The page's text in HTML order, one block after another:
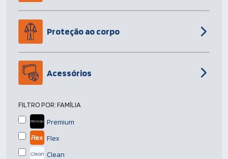
Proteção ao corpo
Acessórios
FILTRO POR:FAMÍLIA
Premium
Flex
Clean